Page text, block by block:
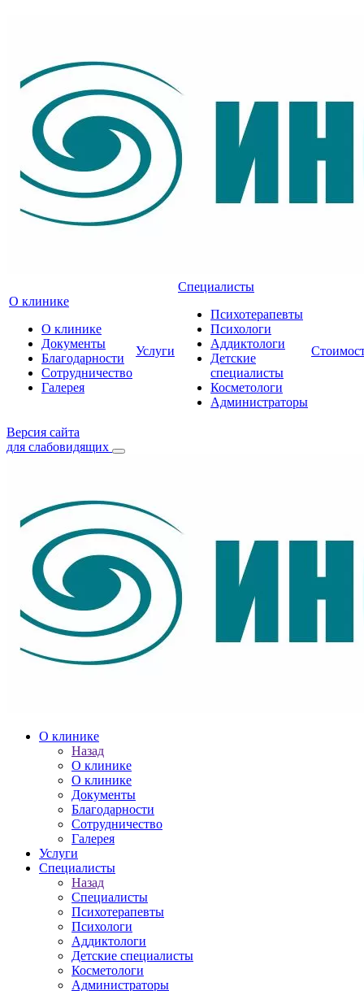
О клинике
О клинике
Документы
Благодарности
Сотрудничество
Галерея
Услуги
Специалисты
Психотерапевты
Психологи
Аддиктологи
Детские
специалисты
Косметологи
Администраторы
Версия сайта
для слабовидящих
О клинике
Назад
О клинике
О клинике
Документы
Благодарности
Сотрудничество
Галерея
Услуги
Специалисты
Назад
Специалисты
Психотерапевты
Психологи
Аддиктологи
Детские специалисты
Косметологи
Администраторы